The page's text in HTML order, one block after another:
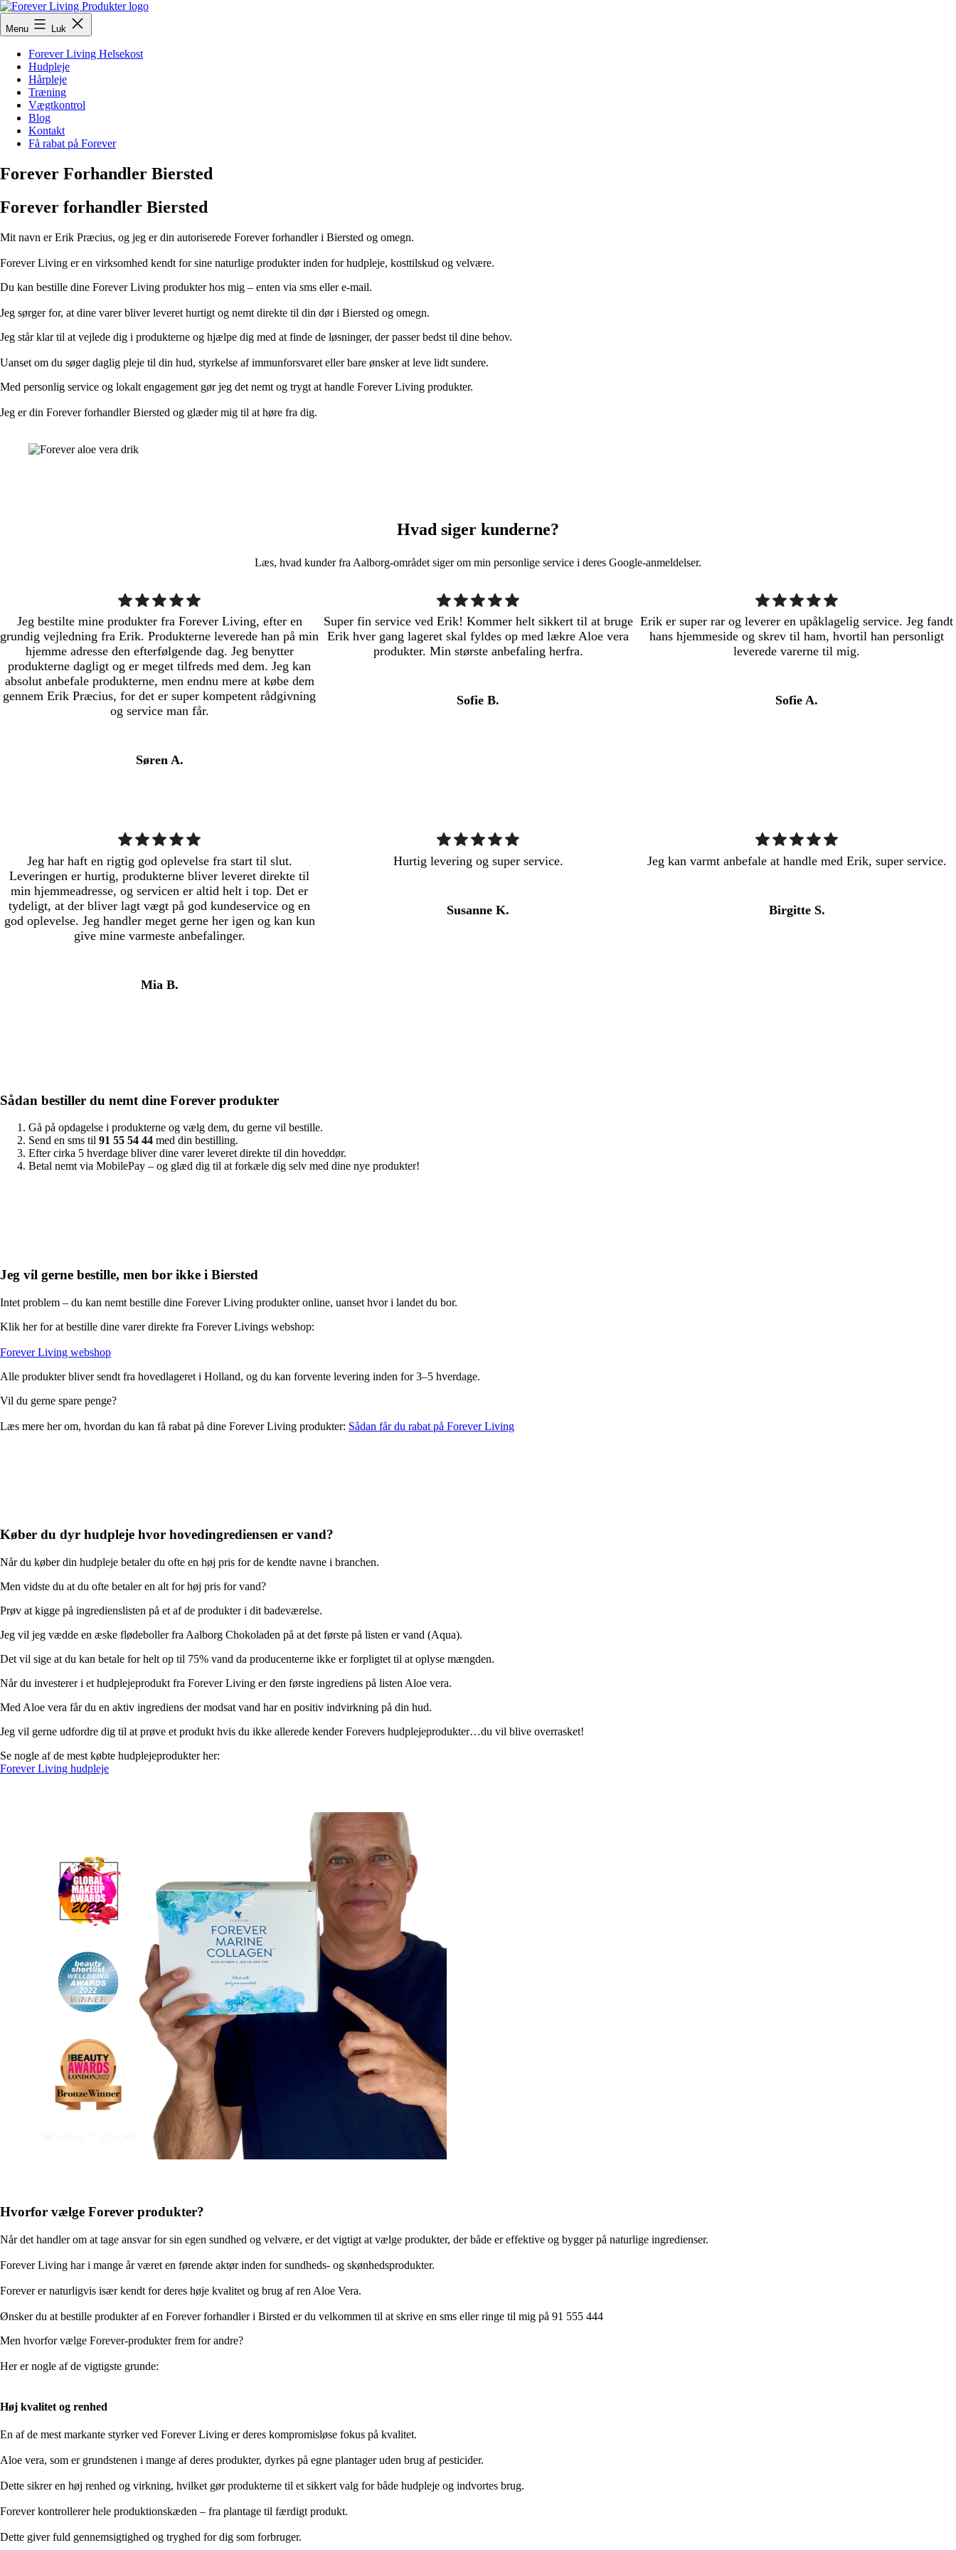
Fortsæt
til
indhold
ForeverLivingProdukter
Menu Luk
Forever Living Helsekost
Hudpleje
Hårpleje
Træning
Vægtkontrol
Blog
Kontakt
Få rabat på Forever
Forever Forhandler Biersted
Forever forhandler Biersted
Mit navn er Erik Præcius, og jeg er din autoriserede Forever forhandler i Biersted og omegn.
Forever Living er en virksomhed kendt for sine naturlige produkter inden for hudpleje, kosttilskud og velvære.
Du kan bestille dine Forever Living produkter hos mig – enten via sms eller e-mail.
Jeg sørger for, at dine varer bliver leveret hurtigt og nemt direkte til din dør i Biersted og omegn.
Jeg står klar til at vejlede dig i produkterne og hjælpe dig med at finde de løsninger, der passer bedst til dine behov.
Uanset om du søger daglig pleje til din hud, styrkelse af immunforsvaret eller bare ønsker at leve lidt sundere.
Med personlig service og lokalt engagement gør jeg det nemt og trygt at handle Forever Living produkter.
Jeg er din Forever forhandler Biersted og glæder mig til at høre fra dig.
Hvad siger kunderne?
Læs, hvad kunder fra Aalborg-området siger om min personlige service i deres Google-anmeldelser.
Jeg bestilte mine produkter fra Forever Living, efter en
grundig vejledning fra Erik. Produkterne leverede han på min
hjemme adresse den efterfølgende dag. Jeg benytter
produkterne dagligt og er meget tilfreds med dem. Jeg kan
absolut anbefale produkterne, men endnu mere at købe dem
gennem Erik Præcius, for det er super kompetent rådgivning
og service man får.
Søren A.
Super fin service ved Erik! Kommer helt sikkert til at bruge
Erik hver gang lageret skal fyldes op med lækre Aloe vera
produkter. Min største anbefaling herfra.
Sofie B.
Erik er super rar og leverer en upåklagelig service. Jeg fandt
hans hjemmeside og skrev til ham, hvortil han personligt
leverede varerne til mig.
Sofie A.
Jeg har haft en rigtig god oplevelse fra start til slut.
Leveringen er hurtig, produkterne bliver leveret direkte til
min hjemmeadresse, og servicen er altid helt i top. Det er
tydeligt, at der bliver lagt vægt på god kundeservice og en
god oplevelse. Jeg handler meget gerne her igen og kan kun
give mine varmeste anbefalinger.
Mia B.
Hurtig levering og super service.
Susanne K.
Jeg kan varmt anbefale at handle med Erik, super service.
Birgitte S.
Sådan bestiller du nemt dine Forever produkter
Gå på opdagelse i produkterne og vælg dem, du gerne vil bestille.
Send en sms til 91 55 54 44 med din bestilling.
Efter cirka 5 hverdage bliver dine varer leveret direkte til din hoveddør.
Betal nemt via MobilePay – og glæd dig til at forkæle dig selv med dine nye produkter!
Jeg vil gerne bestille, men bor ikke i Biersted
Intet problem – du kan nemt bestille dine Forever Living produkter online, uanset hvor i landet du bor.
Klik her for at bestille dine varer direkte fra Forever Livings webshop:
Forever Living webshop
Alle produkter bliver sendt fra hovedlageret i Holland, og du kan forvente levering inden for 3–5 hverdage.
Vil du gerne spare penge?
Læs mere her om, hvordan du kan få rabat på dine Forever Living produkter: Sådan får du rabat på Forever Living
Køber du dyr hudpleje hvor hovedingrediensen er vand?
Når du køber din hudpleje betaler du ofte en høj pris for de kendte navne i branchen.
Men vidste du at du ofte betaler en alt for høj pris for vand?
Prøv at kigge på ingredienslisten på et af de produkter i dit badeværelse.
Jeg vil jeg vædde en æske flødeboller fra Aalborg Chokoladen på at det første på listen er vand (Aqua).
Det vil sige at du kan betale for helt op til 75% vand da producenterne ikke er forpligtet til at oplyse mængden.
Når du investerer i et hudplejeprodukt fra Forever Living er den første ingrediens på listen Aloe vera.
Med Aloe vera får du en aktiv ingrediens der modsat vand har en positiv indvirkning på din hud.
Jeg vil gerne udfordre dig til at prøve et produkt hvis du ikke allerede kender Forevers hudplejeprodukter…du vil blive overrasket!
Se nogle af de mest købte hudplejeprodukter her:
Forever Living hudpleje
Hvorfor vælge Forever produkter?
Når det handler om at tage ansvar for sin egen sundhed og velvære, er det vigtigt at vælge produkter, der både er effektive og bygger på naturlige ingredienser.
Forever Living har i mange år været en førende aktør inden for sundheds- og skønhedsprodukter.
Forever er naturligvis især kendt for deres høje kvalitet og brug af ren Aloe Vera.
Ønsker du at bestille produkter af en Forever forhandler i Birsted er du velkommen til at skrive en sms eller ringe til mig på 91 555 444
Men hvorfor vælge Forever-produkter frem for andre?
Her er nogle af de vigtigste grunde:
Høj kvalitet og renhed
En af de mest markante styrker ved Forever Living er deres kompromisløse fokus på kvalitet.
Aloe vera, som er grundstenen i mange af deres produkter, dyrkes på egne plantager uden brug af pesticider.
Dette sikrer en høj renhed og virkning, hvilket gør produkterne til et sikkert valg for både hudpleje og indvortes brug.
Forever kontrollerer hele produktionskæden – fra plantage til færdigt produkt.
Dette giver fuld gennemsigtighed og tryghed for dig som forbruger.